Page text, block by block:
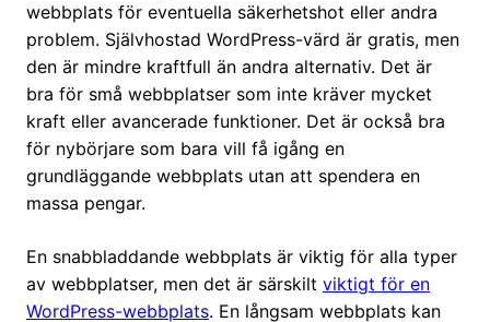
webbplats för eventuella säkerhetshot eller andra
problem. Självhostad WordPress-värd är gratis, men
den är mindre kraftfull än andra alternativ. Det är
bra för små webbplatser som inte kräver mycket
kraft eller avancerade funktioner. Det är också bra
för nybörjare som bara vill få igång en
grundläggande webbplats utan att spendera en
massa pengar.
En snabbladdande webbplats är viktig för alla typer
av webbplatser, men det är särskilt viktigt för en
WordPress-webbplats. En långsam webbplats kan